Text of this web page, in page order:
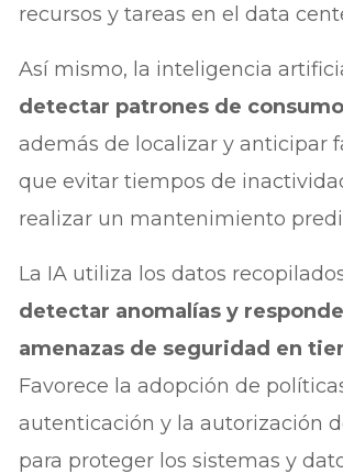
recursos y tareas en el data
Así mismo, la inteligencia
detectar patrones de
además de localizar y anticipar
que evitar tiempos de
realizar un mantenimiento
La IA utiliza los datos
detectar anomalías y
amenazas de seguridad en
Favorece la adopción de
autenticación y la autorización
para proteger los sistemas y